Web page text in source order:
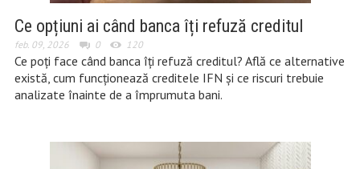
Ce opțiuni ai când banca îți refuză creditul
feb. 09, 2026 0 120
Ce poți face când banca îți refuză creditul? Află ce alternative
există, cum funcționează creditele IFN și ce riscuri trebuie
analizate înainte de a împrumuta bani.